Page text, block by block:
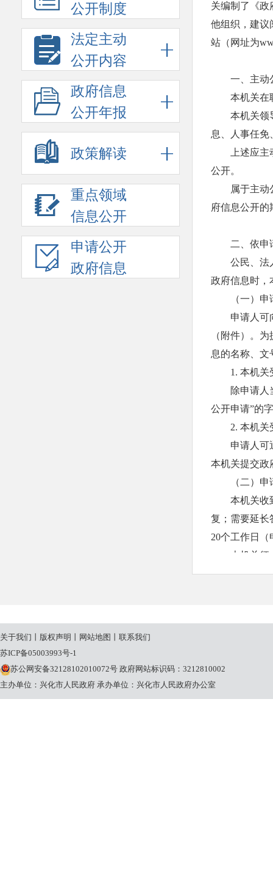
公开制度
法定主动
公开内容
政府信息
公开年报
政策解读
重点领域
信息公开
申请公开
政府信息
关编制了《政
他组织，建议
站（网址为
一、主动
本机关在
本机关领
息、人事任免
上述应
公开。
属于主动
府信息公开
二、依申
公民、法
政府信息时，
（一）
申请人可
（附件）。
息的名称、文
1. 本机
除申请人
公开申请”的
2. 本机
申请人可
本机关提交政
（二）
本机关收
复；需要延长
20个工作日
本机关
申请人申
关将按照《国
定收取信息处
关于我们 版权声明 网站地图
联系我们
苏ICP备05003993号-1
苏公网安备32128102010072号 政府网站标识码：3212810002
主办单位：兴化市人民政府 承办单位：兴化市人民政府办公室